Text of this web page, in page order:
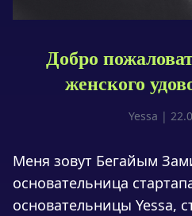
Добро
женского
Yessa |
Меня зовут Бегайым
основательница
основательницы Yessa,